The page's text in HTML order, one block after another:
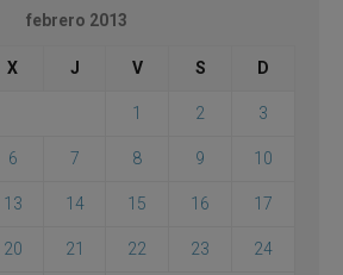
febrero 2013
X J V S D
1 2 3
6 7 8 9 10
13 14 15 16 17
20 21 22 23 24